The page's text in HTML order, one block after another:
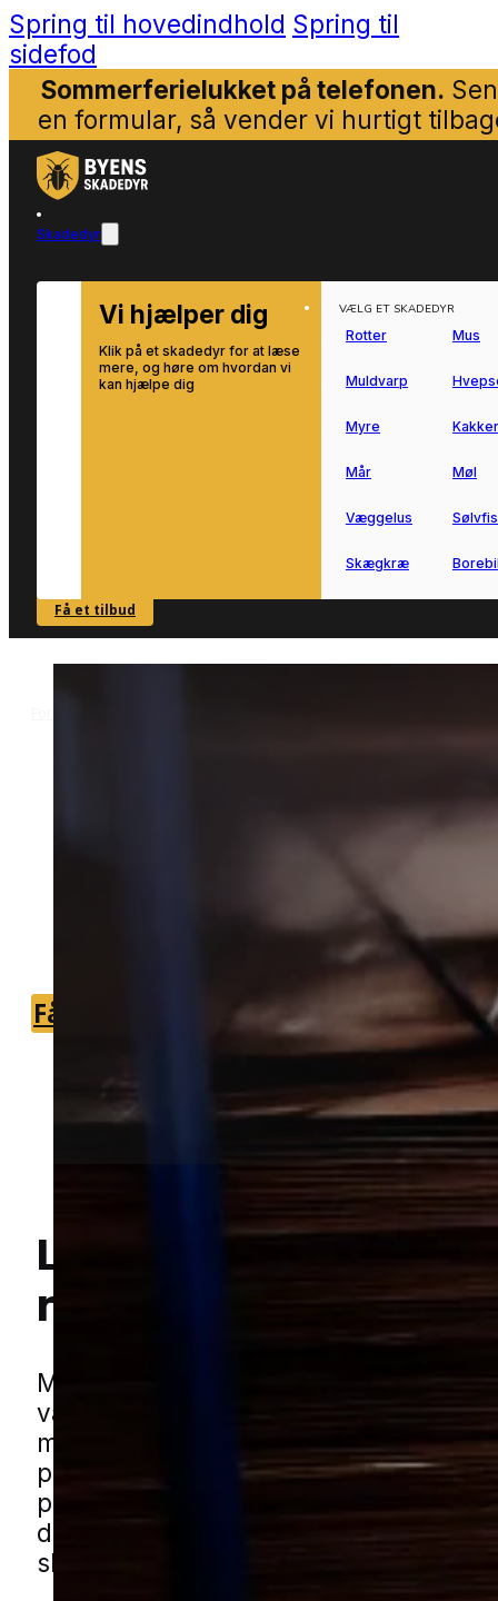
Spring til hovedindhold Spring til
sidefod
Sommerferielukket på telefonen.
en formular, så vender vi hurtigt
Skadedyr
Vi hjælper dig
Klik på et skadedyr for at læse
mere, og høre om hvordan vi
kan hjælpe dig
SE OVERSIGT
VÆLG ET SKADEDYR
Rotter Mus
Muldvarp
Myre
Mår Møl
Væggelus
Skægkræ
Få et tilbud
Musebekæmpelse i Vojens
Effektiv musebekæmpelse i Vojens
udhuse og mindre erhverv på en tryg
Få et tilbud +45 51 90 85 46
Lokal bekæmpelse
mus
Mus finder hurtigt vej til steder hvor
varme, skjul og adgang til mad. I
med rolige boligområder kan det
private hjem, mindre erhverv og
problemet opstår. Jo tidligere der
de første tegn, jo lettere er det at
skaderne på bygninger og inventar.
Hej! Hvordan kan jeg hjælpe dig? Har du nogen spørgsmål?